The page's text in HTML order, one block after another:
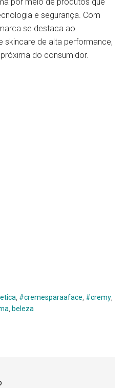
e segurança. Com
se destaca ao
skincare de alta performance,
do consumidor.
#cremesparaaface #cremy
beleza